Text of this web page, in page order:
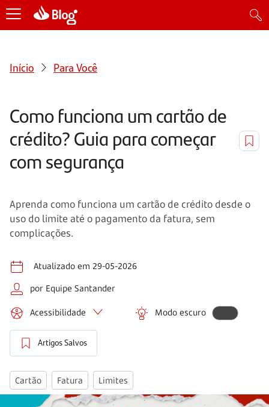
Início Para Você
Como funciona um cartão de
crédito? Guia para começar
com segurança
Aprenda como funciona um cartão de crédito desde o
uso do limite até o pagamento da fatura, sem
complicações.
Atualizado em 29-05-2026
por Equipe Santander
Acessibilidade Modo escuro
Artigos Salvos
Cartão Fatura Limites